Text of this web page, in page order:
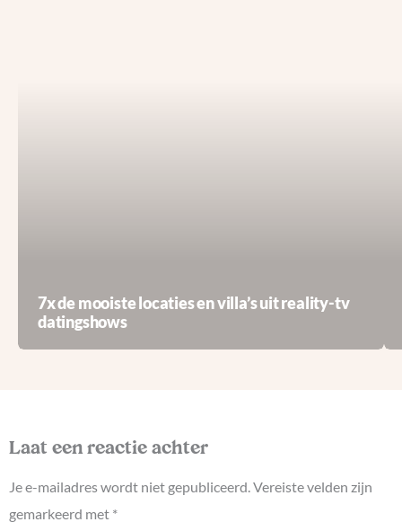
7x de mooiste locaties en villa’s uit reality-tv
datingshows
Laat een reactie achter
Je e-mailadres wordt niet gepubliceerd. Vereiste velden zijn
gemarkeerd met *